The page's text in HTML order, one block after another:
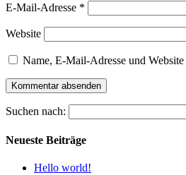
E-Mail-Adresse *
Website
Name, E-Mail-Adresse und
Suchen nach:
Neueste Beiträge
Hello world!